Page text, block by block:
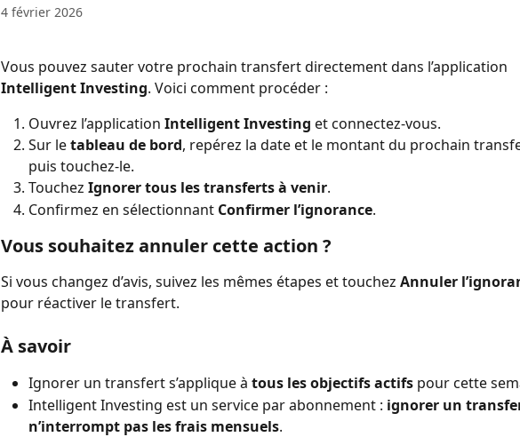
4 février 2026
Vous pouvez sauter votre prochain transfert directement dans l’application
Intelligent Investing. Voici comment procéder :
Ouvrez l’application Intelligent Investing et connectez-vous.
Sur le tableau de bord, repérez la date et le montant du prochain
puis touchez-le.
Touchez Ignorer tous les transferts à venir.
Confirmez en sélectionnant Confirmer l’ignorance.
Vous souhaitez annuler cette action ?
Si vous changez d’avis, suivez les mêmes étapes et touchez Annuler
pour réactiver le transfert.
À savoir
Ignorer un transfert s’applique à tous les objectifs actifs pour cette
Intelligent Investing est un service par abonnement : ignorer un
n’interrompt pas les frais mensuels.